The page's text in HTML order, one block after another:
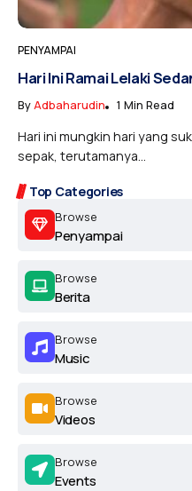
Top Categories
Browse
Penyampai
Browse
Berita
Browse
Music
Browse
Videos
Browse
Events
PENYAMPAI
Hari Ini Ramai Lelaki
ByAdbaharudin 1 Min Read
Hari ini mungkin hari yang
sepak, terutamanya...